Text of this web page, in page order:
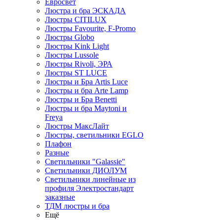
Евросвет
Люстра и бра ЭСКАДА
Люстры CITILUX
Люстры Favourite, F-Promo
Люстры Globo
Люстры Kink Light
Люстры Lussole
Люстры Rivoli, ЭРА
Люстры ST LUCE
Люстры и Бра Artis Luce
Люстры и бра Arte Lamp
Люстры и Бра Benetti
Люстры и бра Maytoni и
Freya
Люстры МаксЛайт
Люстры, светильники EGLO
Плафон
Разные
Светильники "Galassie"
Светильники ДИОЛУМ
Светильники линейные из
профиля Электростандарт
заказные
ТДМ люстры и бра
Ещё